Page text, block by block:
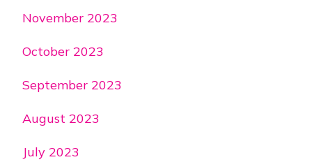
November 2023
October 2023
September 2023
August 2023
July 2023